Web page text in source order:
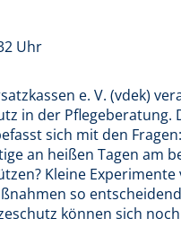
Uhr
e. V. (vdek)
in der
sich mit den
an heißen Tagen am
Kleine
so
können sich